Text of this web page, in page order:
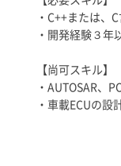
・C++または、
・開発経験３年
【尚可スキル】
・AUTOSAR、
・車載ECUの設